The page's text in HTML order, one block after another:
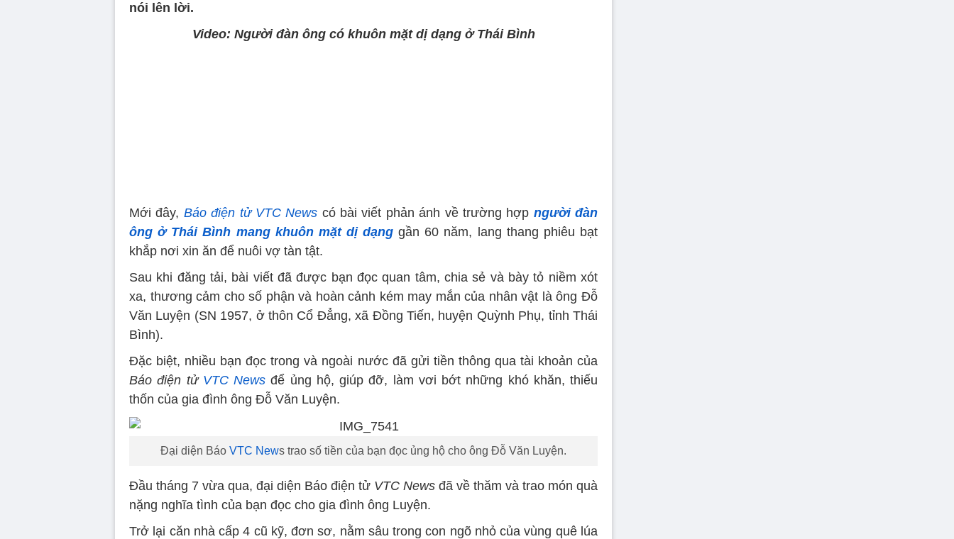
nói lên lời.
Video: Người đàn ông có khuôn mặt dị dạng ở Thái Bình
Mới đây, Báo điện tử VTC News có bài viết phản ánh về trường hợp người đàn
ông ở Thái Bình mang khuôn mặt dị dạng gần 60 năm, lang thang phiêu bạt
khắp nơi xin ăn để nuôi vợ tàn tật.
Sau khi đăng tải, bài viết đã được bạn đọc quan tâm, chia sẻ và bày tỏ niềm xót
xa, thương cảm cho số phận và hoàn cảnh kém may mắn của nhân vật là ông Đỗ
Văn Luyện (SN 1957, ở thôn Cổ Đẳng, xã Đồng Tiến, huyện Quỳnh Phụ, tỉnh Thái
Bình).
Đặc biệt, nhiều bạn đọc trong và ngoài nước đã gửi tiền thông qua tài khoản của
Báo điện tử VTC News để ủng hộ, giúp đỡ, làm vơi bớt những khó khăn, thiếu
thốn của gia đình ông Đỗ Văn Luyện.
Đại diện Báo VTC News trao số tiền của bạn đọc ủng hộ cho ông Đỗ Văn Luyện.
Đầu tháng 7 vừa qua, đại diện Báo điện tử VTC News đã về thăm và trao món quà
nặng nghĩa tình của bạn đọc cho gia đình ông Luyện.
Trở lại căn nhà cấp 4 cũ kỹ, đơn sơ, nằm sâu trong con ngõ nhỏ của vùng quê lúa